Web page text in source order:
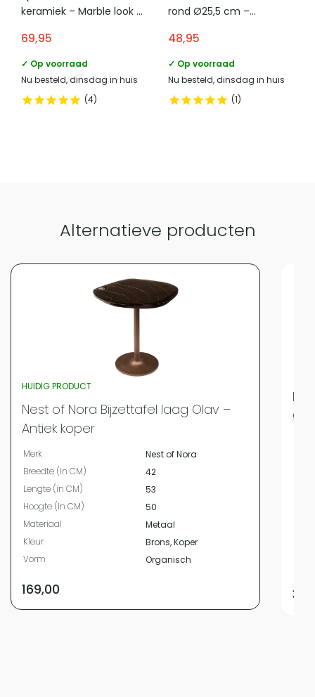
Vergelijk met alternatieven
slaapkamers.
keramiek – Marble look –
69,95
✓ Op voorraad
Nu besteld, dinsdag in huis
4
rond Ø25,5 cm –
48,95
✓ Op voorraad
Nu besteld, dinsdag in huis
1
Alternatieve producten
HUIDIG PRODUCT
Nest of Nora Bijzettafel laag Olav –
Antiek koper
Merk
Nest of Nora
Breedte (in CM)
42
Lengte (in CM)
53
Hoogte (in CM)
50
Materiaal
Metaal
Kleur
Brons, Koper
Vorm
Organisch
169,00